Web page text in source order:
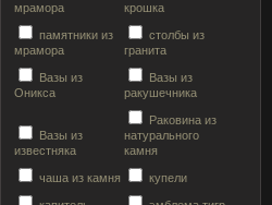
мрамора
крошка
памятники из
мрамора
столбы из
гранита
Вазы из
Оникса
Вазы из
ракушечника
Вазы из
известняка
Раковина из
натурального
камня
чаша из камня купели